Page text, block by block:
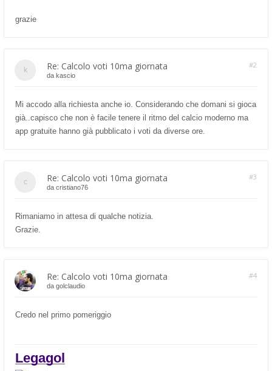
grazie
Re: Calcolo voti 10ma giornata #2
da kascio
Mi accodo alla richiesta anche io. Considerando che domani si gioca
già..capisco che non è facile tenere il ritmo del calcio moderno ma
app gratuite hanno già pubblicato i voti da diverse ore.
Re: Calcolo voti 10ma giornata #3
da cristiano76
Rimaniamo in attesa di qualche notizia.
Grazie.
Re: Calcolo voti 10ma giornata #4
da golclaudio
Credo nel primo pomeriggio
Legagol